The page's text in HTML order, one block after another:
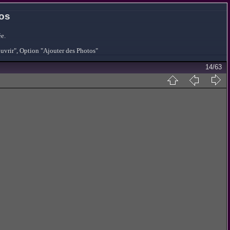
Option "Ajouter des Photos"
14/63